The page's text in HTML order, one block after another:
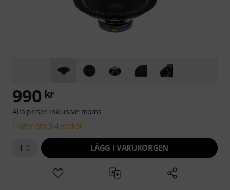
990 kr
Alla priser inklusive moms
I lager om 3-4 veckor
1 LÄGG I VARUKORGEN